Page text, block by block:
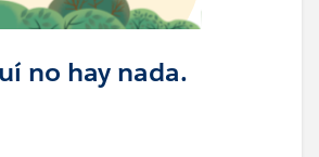
no hay nada.